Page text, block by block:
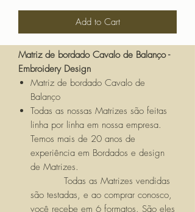
Add to Cart
Matriz de bordado Cavalo de Balanço -
Embroidery Design
Matriz de bordado Cavalo de
Balanço
Todas as nossas Matrizes são feitas
linha por linha em nossa empresa.
Temos mais de 20 anos de
experiência em Bordados e design
de Matrizes.
Todas as Matrizes vendidas
são testadas, e ao comprar conosco,
você recebe em 6 formatos. São eles